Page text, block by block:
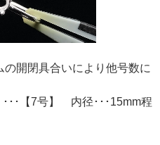
開閉具合いにより他号数に
･･【7号】 内径･･･15mm程